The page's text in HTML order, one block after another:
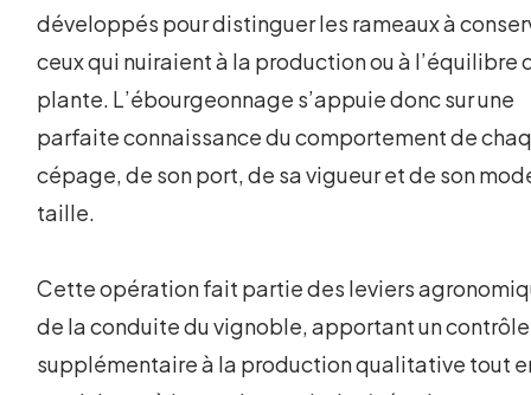
développés pour distinguer les rameaux à
ceux qui nuiraient à la production ou à l’équilibre
plante. L’ébourgeonnage s’appuie donc sur une
parfaite connaissance du comportement de
cépage, de son port, de sa vigueur et de son
taille.
Cette opération fait partie des leviers
de la conduite du vignoble, apportant un contrôle
supplémentaire à la production qualitative tout